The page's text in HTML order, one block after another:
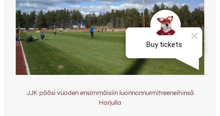
JJK pääsi vuoden ensimmäisiin luonnonnurmitreeneihinsä
Harjulla